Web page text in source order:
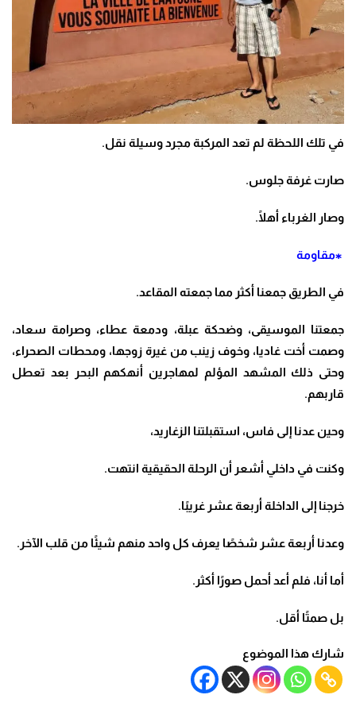
في تلك اللحظة لم تعد المركبة مجرد وسيلة نقل.
صارت غرفة جلوس.
وصار الغرباء أهلًا.
⁎مقاومة
في الطريق جمعنا أكثر مما جمعته المقاعد.
جمعتنا الموسيقى، وضحكة عبلة، ودمعة عطاء، وصرامة سعاد،
وصمت أخت غاديا، وخوف زينب من غيرة زوجها، ومحطات الصحراء،
وحتى ذلك المشهد المؤلم لمهاجرين أنهكهم البحر بعد تعطل
قاربهم.
وحين عدنا إلى فاس، استقبلتنا الزغاريد،
وكنت في داخلي أشعر أن الرحلة الحقيقية انتهت.
خرجنا إلى الداخلة أربعة عشر غريبًا.
وعدنا أربعة عشر شخصًا يعرف كل واحد منهم شيئًا من قلب الآخر .
أما أنا، فلم أعد أحمل صورًا أكثر .
بل صمتًا أقل.
شارك هذا الموضوع